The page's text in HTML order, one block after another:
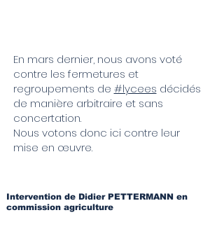
En mars dernier, nous avons voté
contre les fermetures et
regroupements de #lycees décidés
de manière arbitraire et sans
concertation.
Nous votons donc ici contre leur
mise en œuvre.
Intervention de Didier PETTERMANN en
commission agriculture